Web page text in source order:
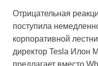
Отрицательная
поступила
корпоративной
директор Tesla Илон